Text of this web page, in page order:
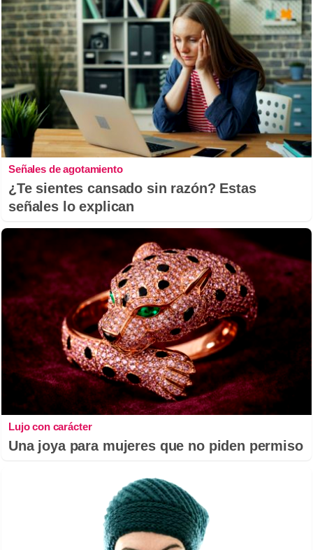
Señales de agotamiento
¿Te sientes cansado sin razón? Estas
señales lo explican
Lujo con carácter
Una joya para mujeres que no piden permiso